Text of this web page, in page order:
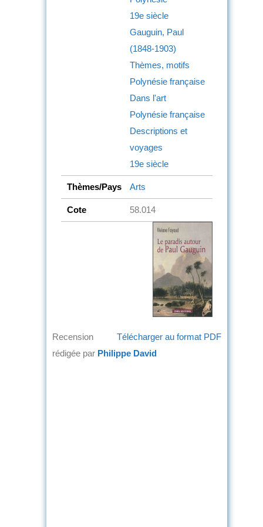
19e siècle
Gauguin, Paul
(1848-1903)
Thèmes, motifs
Polynésie française
Dans l'art
Polynésie française
Descriptions et
voyages
19e siècle
Thèmes/Pays Arts
Cote 58.014
Télécharger au format PDF
Recension
rédigée par Philippe David